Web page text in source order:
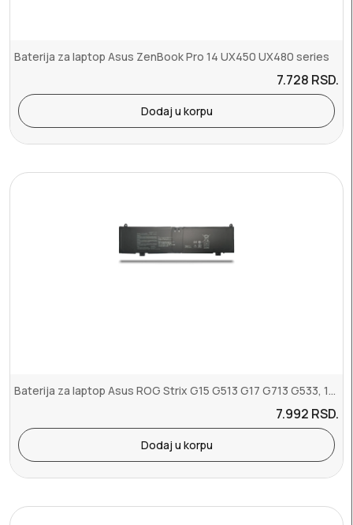
Baterija za laptop Asus ZenBook Pro 14 UX450 UX480 series
7.728 RSD.
Dodaj u korpu
Baterija za laptop Asus ROG Strix G15 G513 G17 G713 G533, 17 G733 Z...
7.992 RSD.
Dodaj u korpu